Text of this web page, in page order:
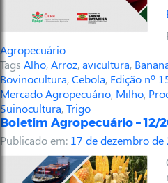
Agropecuário
Tags Alho,Arroz,avicultura,
Bovinocultura,Cebola, Edição nº
Mercado Agropecuário, Milho,
Suinocultura,Trigo
Boletim Agropecuário – 12/
Publicado em: 17 de dezembro de